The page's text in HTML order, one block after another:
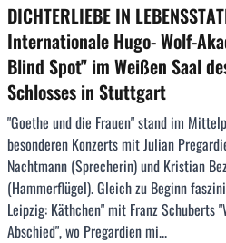
DICHTERLIEBE IN
Internationale Hugo- Wolf-
Blind Spot" im Weißen Saal
Schlosses in Stuttgart
"Goethe und die Frauen" stand im
besonderen Konzerts mit Julian
Nachtmann (Sprecherin) und Kristian
(Hammerflügel). Gleich zu Beginn
Leipzig: Käthchen" mit Franz Schuberts
Abschied", wo Pregardien mi...